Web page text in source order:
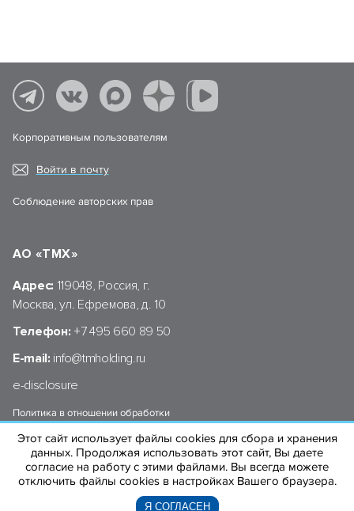
Корпоративным пользователям
Войти в почту
Соблюдение авторских прав
АО «ТМХ»
Адрес: 119048, Россия, г.
Москва, ул. Ефремова, д. 10
Телефон: +7 495 660 89 50
E-mail: info@tmholding.ru
e-disclosure
Политика в отношении обработки
персональных данных АО «ТМХ»
© 2004–2026 «ТРАНСМАШХОЛДИНГ»
Этот сайт использует файлы cookies для сбора и хранения
данных. Продолжая использовать этот сайт, Вы даете
согласие на работу с этими файлами. Вы всегда можете
отключить файлы cookies в настройках Вашего браузера.
Я СОГЛАСЕН